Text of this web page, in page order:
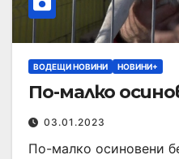
ВОДЕЩИ НОВИНИ НОВИНИ+
По-малко
03.01.2023
По-малко осиновени